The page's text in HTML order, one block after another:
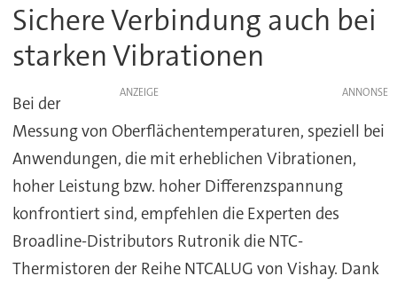
Sichere Verbindung auch bei
starken Vibrationen
ANZEIGE
Bei der
Messung von Oberflächentemperaturen, speziell bei
Anwendungen, die mit erheblichen Vibrationen,
hoher Leistung bzw. hoher Differenzspannung
konfrontiert sind, empfehlen die Experten des
Broadline-Distributors Rutronik die NTC-
Thermistoren der Reihe NTCALUG von Vishay. Dank